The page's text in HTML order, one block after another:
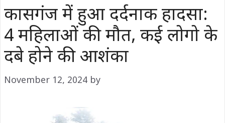
कासगंज में हुआ दर्दनाक हादसा:
4 महिलाओं की मौत, कई लोगो के
दबे होने की आशंका
November 12, 2024 by